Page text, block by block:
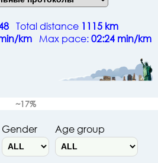
Total distance 1115 km
km Max pace:02:24 min/km
~17%
Gender Age group